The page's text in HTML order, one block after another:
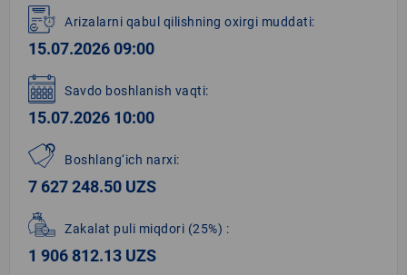
1
of
2
Arizalarni qabul qilishning oxirgi muddati:
15.07.2026 09:00
Savdo boshlanish vaqti:
15.07.2026 10:00
Boshlang‘ich narxi:
7 627 248.50 UZS
Zakalat puli miqdori (25%) :
1 906 812.13 UZS